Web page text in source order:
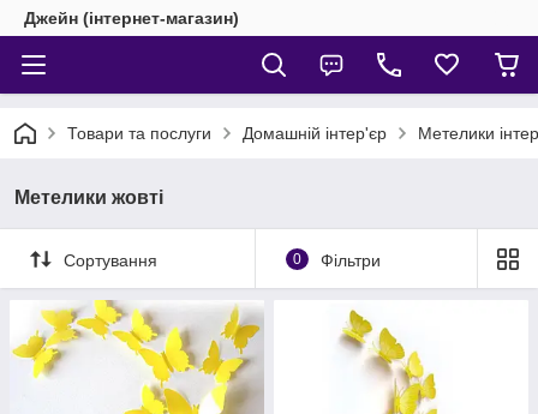
Джейн (інтернет-магазин)
Товари та послуги Домашній інтер'єр Метелики
Метелики жовті
Сортування 0 Фільтри